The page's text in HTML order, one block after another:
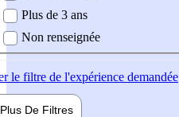
Plus de 3 ans
Non renseignée
le filtre de l'expérience demandée
Plus De Filtres